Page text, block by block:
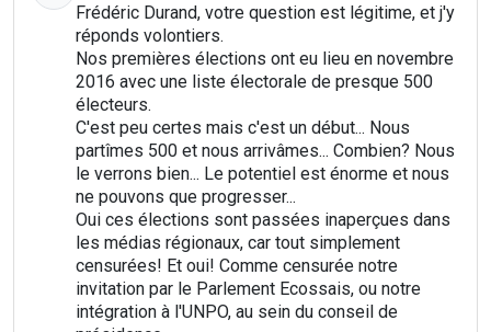
Frédéric Durand, votre question est légitime, et j'y
réponds volontiers.
Nos premières élections ont eu lieu en novembre
2016 avec une liste électorale de presque 500
électeurs.
C'est peu certes mais c'est un début... Nous
partîmes 500 et nous arrivâmes... Combien? Nous
le verrons bien... Le potentiel est énorme et nous
ne pouvons que progresser...
Oui ces élections sont passées inaperçues dans
les médias régionaux, car tout simplement
censurées! Et oui! Comme censurée notre
invitation par le Parlement Ecossais, ou notre
intégration à l'UNPO, au sein du conseil de